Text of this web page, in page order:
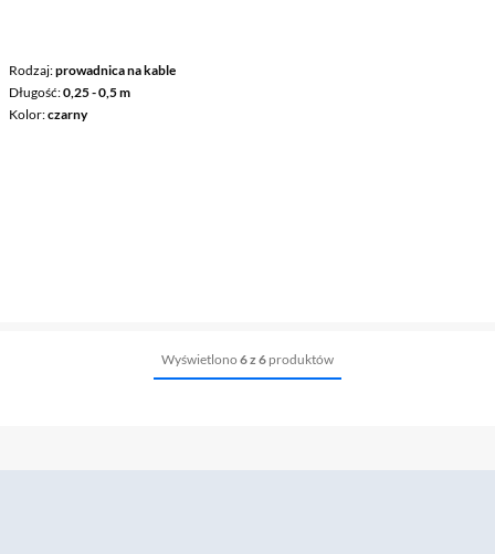
Rodzaj prowadnica na kable
Długość 0,25 - 0,5 m
Kolor czarny
Wyświetlono 6 z 6 produktów